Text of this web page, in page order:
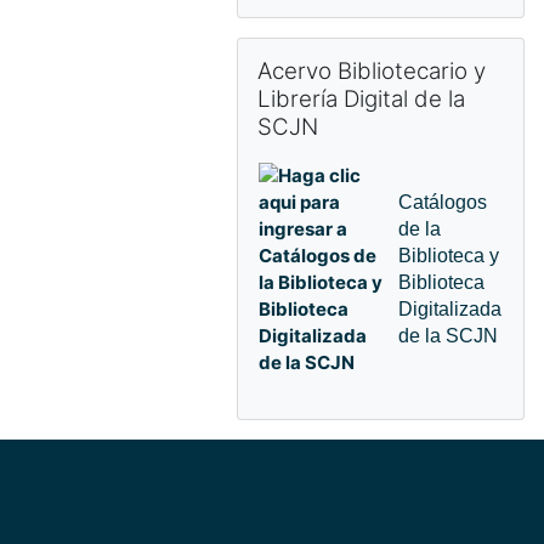
Acervo Bibliotecario y
Librería Digital de la
SCJN
Catálogos
de la
Biblioteca y
Biblioteca
Digitalizada
de la SCJN